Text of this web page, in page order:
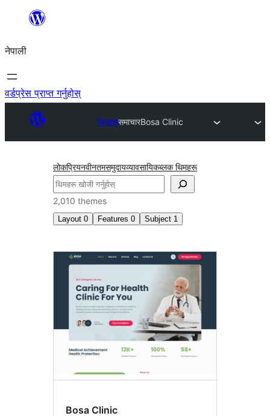
सामग्रीमा
नेपाली
वर्डप्रेस प्राप्त गर्नुहोस्
थिमहरूसमाचारBosa Clinic
लोकप्रियनवीनतमसमुदायव्यावसायिकब्लक थिमहरू
खोज्नुहोस्
2,010 themes
Layout 0 Features 0 Subject 1
समाचार
Bosa Clinic